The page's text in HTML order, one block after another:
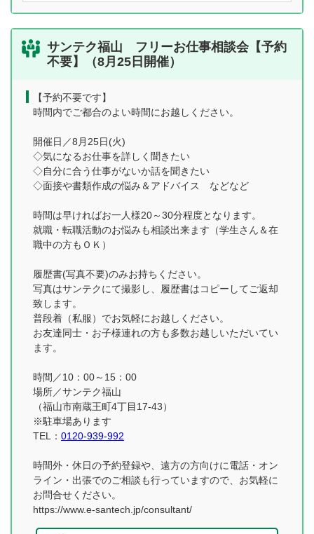
サンテク福山 フリーお仕事相談会【予約
不要】（8月25日開催）
【予約不要です】
時間内でご都合のよい時間にお越しください。
開催日／8月25日(火)
◇気になるお仕事を詳しく聞きたい
◇自分に合う仕事がないか話を聞きたい
◇面接や書類作成の悩み＆アドバイス などなど
時間は早ければお一人様20～30分程度となります。
就職・転職活動のお悩みも相談出来ます（学生さん＆在
職中の方もＯＫ）
履歴書(写真不要)のみお持ちください。
写真はサンテクにて撮影し、履歴書はコピーしてご返却
致します。
普段着（私服）でお気軽にお越しください。
お友達同士・お子様連れの方も多数お越しいただいてい
ます。
時間／10：00～15：00
場所／サンテク福山
（福山市南蔵王町4丁目17-43）
※駐車場あります
TEL： 0120-939-992
時間外・休日の予約登録や、遠方の方向けに電話・オン
ライン・出張でのご相談も行っていますので、お気軽に
お問合せください。
https://www.e-santech.jp/consultant/